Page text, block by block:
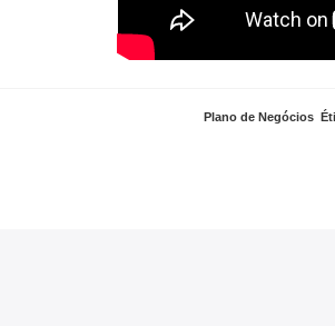
Plano de Negócios ,